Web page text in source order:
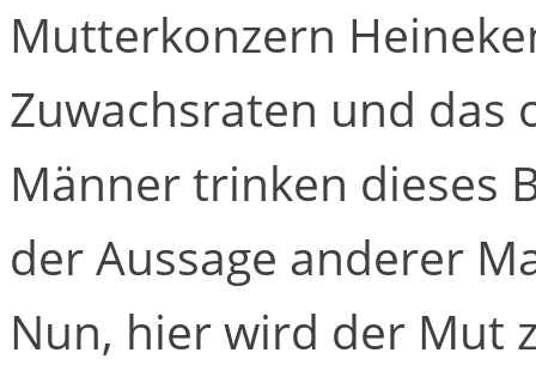
Mutterkonzern
Zuwachsraten und das
Männer trinken dieses
der Aussage anderer
Nun, hier wird der Mut